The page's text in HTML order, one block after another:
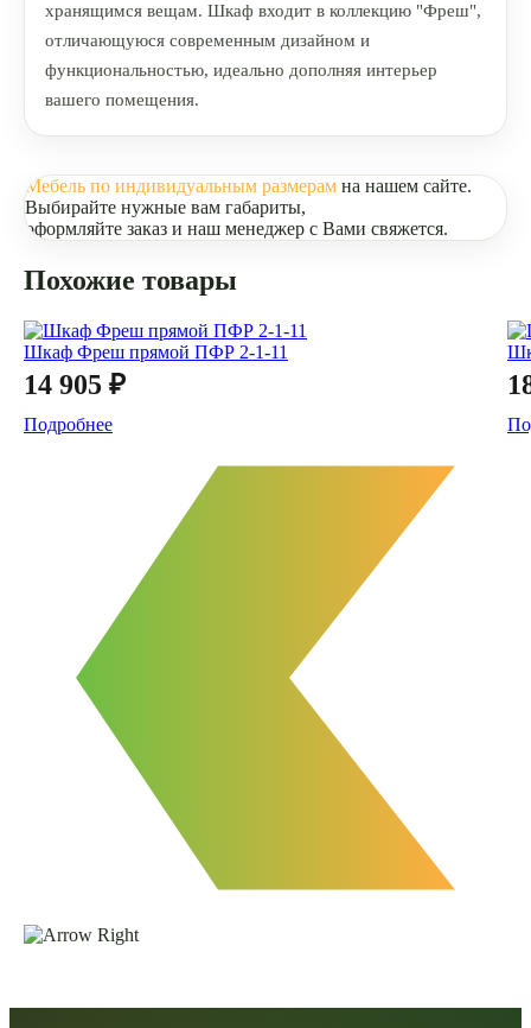
хранящимся вещам. Шкаф входит в коллекцию "Фреш",
отличающуюся современным дизайном и
функциональностью, идеально дополняя интерьер
вашего помещения.
Мебель по индивидуальным размерам на нашем сайте.
Выбирайте нужные вам габариты,
оформляйте заказ и наш менеджер с Вами свяжется.
Похожие товары
Шкаф Фреш прямой ПФР 2-1-11
14 905 ₽
Подробнее